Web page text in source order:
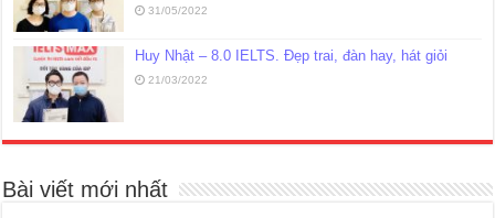
31/05/2022
Huy Nhật – 8.0 IELTS. Đẹp trai, đàn hay, hát giỏi
21/03/2022
Bài viết mới nhất